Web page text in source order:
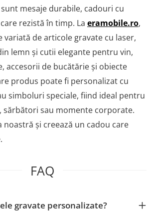
mesaje durabile, cadouri cu
rezistă în timp. La eramobile.ro,
variată de articole gravate cu laser,
lemn și cutii elegante pentru vin,
accesorii de bucătărie și obiecte
produs poate fi personalizat cu
simboluri speciale, fiind ideal pentru
sărbători sau momente corporate.
noastră și creează un cadou care
FAQ
gravate personalizate?